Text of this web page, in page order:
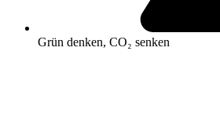
Grün denken, CO₂ senken